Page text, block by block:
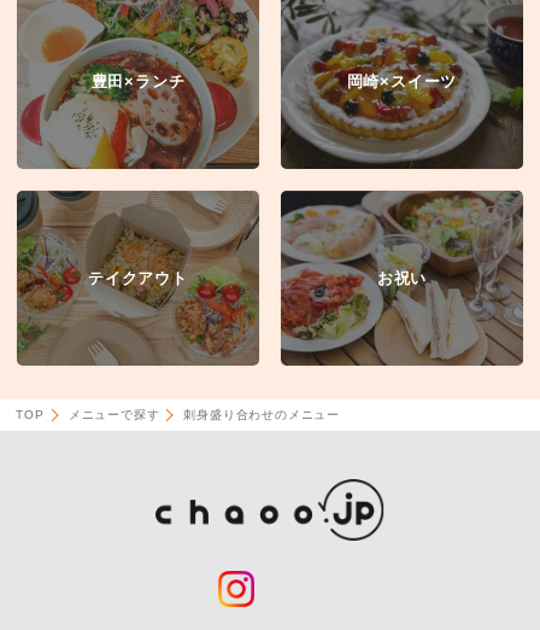
豊田×ランチ 岡崎×スイーツ
テイクアウト お祝い
TOP メニューで探す 刺身盛り合わせのメニュー